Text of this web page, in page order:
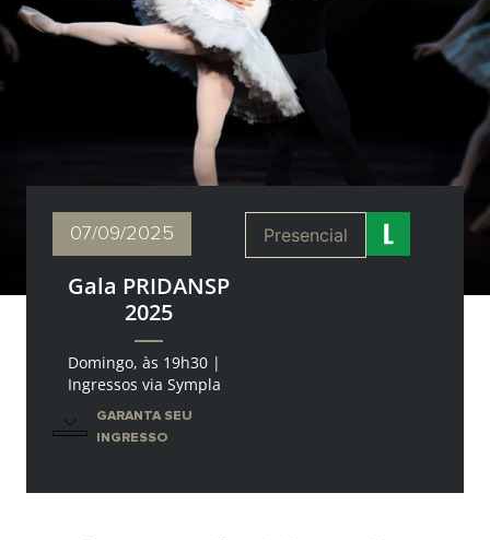
07/09/2025
Gala PRIDANSP
2025
Domingo, às 19h30 |
Ingressos via Sympla
GARANTA SEU
INGRESSO
Presencial